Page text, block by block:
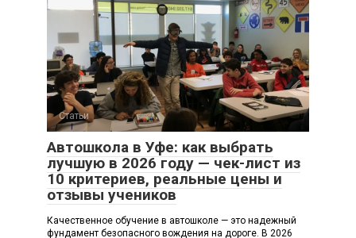
Статьи
Автошкола в Уфе: как выбрать
лучшую в 2026 году — чек-лист из
10 критериев, реальные цены и
отзывы учеников
Качественное обучение в автошколе — это надежный
фундамент безопасного вождения на дороге. В 2026